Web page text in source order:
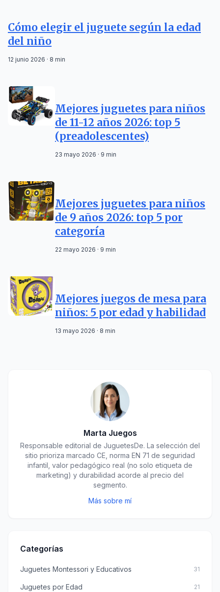
Cómo elegir el juguete según la edad
del niño
12 junio 2026 · 8 min
Mejores juguetes para niños
de 11-12 años 2026: top 5
(preadolescentes)
23 mayo 2026 · 9 min
Mejores juguetes para niños
de 9 años 2026: top 5 por
categoría
22 mayo 2026 · 9 min
Mejores juegos de mesa para
niños: 5 por edad y habilidad
13 mayo 2026 · 8 min
Marta Juegos
Responsable editorial de JuguetesDe. La selección del
sitio prioriza marcado CE, norma EN 71 de seguridad
infantil, valor pedagógico real (no solo etiqueta de
marketing) y durabilidad acorde al precio del
segmento.
Más sobre mí
Categorías
Juguetes Montessori y Educativos 31
Juguetes por Edad 21